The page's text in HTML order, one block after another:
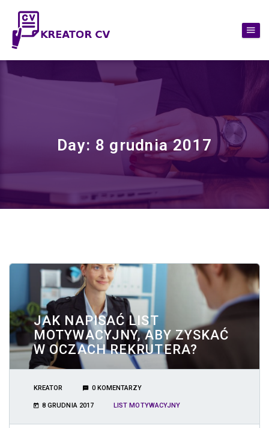
Day: 8 grudnia 2017
JAK NAPISAĆ LIST
MOTYWACYJNY, ABY ZYSKAĆ
W OCZACH REKRUTERA?
KREATOR 0 KOMENTARZY
8 GRUDNIA 2017 LIST MOTYWACYJNY